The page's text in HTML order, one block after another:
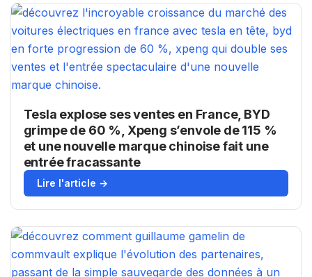
Tesla explose ses ventes en France, BYD
grimpe de 60 %, Xpeng s’envole de 115 %
et une nouvelle marque chinoise fait une
entrée fracassante
Lire l'article →